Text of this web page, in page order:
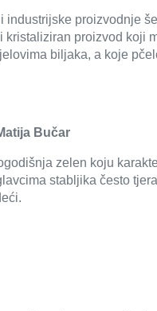
industrijske proizvodnje
proizvod
biljaka, a koje
Bučar
zelen koju
stabljika često